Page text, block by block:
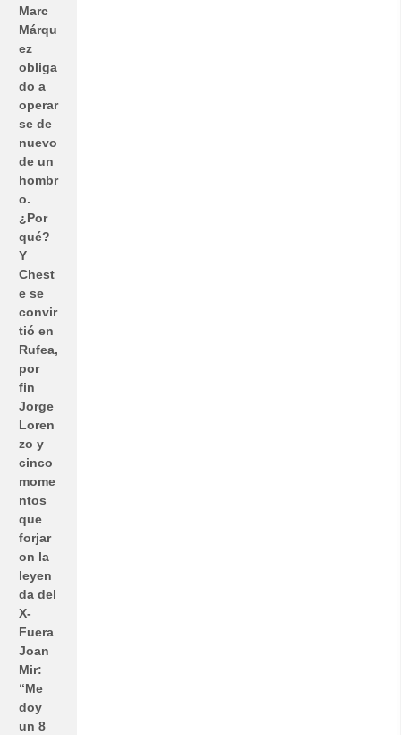
Marc
Márqu
ez
obliga
do a
operar
se de
nuevo
de un
hombr
o.
¿Por
qué?
Y
Chest
e se
convir
tió en
Rufea,
por
fin
Jorge
Loren
zo y
cinco
mome
ntos
que
forjar
on la
leyen
da del
X-
Fuera
Joan
Mir:
“Me
doy
un 8